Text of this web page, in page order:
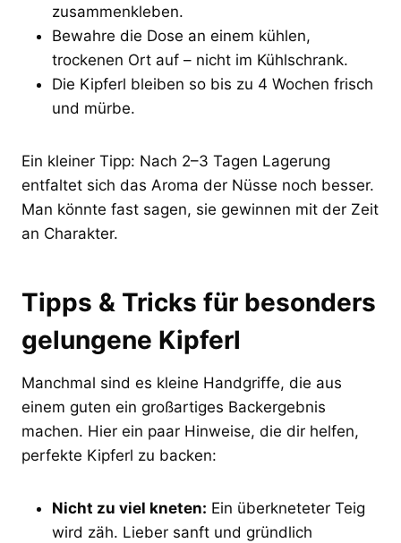
zusammenkleben.
Bewahre die Dose an einem kühlen,
trockenen Ort auf – nicht im Kühlschrank.
Die Kipferl bleiben so bis zu 4 Wochen frisch
und mürbe.
Ein kleiner Tipp: Nach 2–3 Tagen Lagerung
entfaltet sich das Aroma der Nüsse noch besser.
Man könnte fast sagen, sie gewinnen mit der Zeit
an Charakter.
Tipps & Tricks für besonders
gelungene Kipferl
Manchmal sind es kleine Handgriffe, die aus
einem guten ein großartiges Backergebnis
machen. Hier ein paar Hinweise, die dir helfen,
perfekte Kipferl zu backen:
Nicht zu viel kneten: Ein überkneteter Teig
wird zäh. Lieber sanft und gründlich